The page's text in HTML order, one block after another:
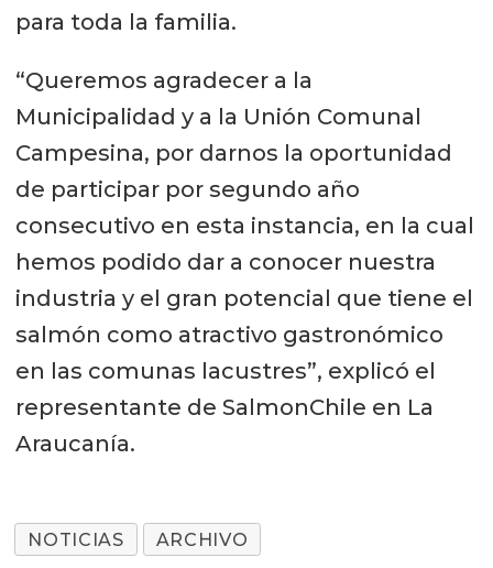
para toda la familia.
“Queremos agradecer a la
Municipalidad y a la Unión Comunal
Campesina, por darnos la oportunidad
de participar por segundo año
consecutivo en esta instancia, en la cual
hemos podido dar a conocer nuestra
industria y el gran potencial que tiene el
salmón como atractivo gastronómico
en las comunas lacustres”, explicó el
representante de SalmonChile en La
Araucanía.
NOTICIAS ARCHIVO